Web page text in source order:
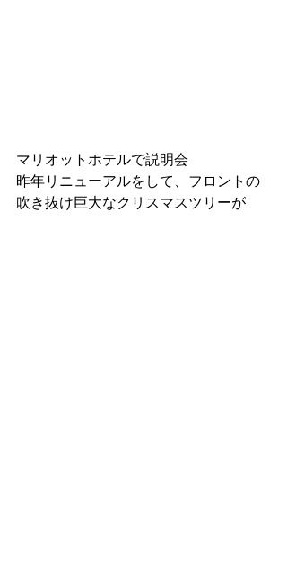
マリオットホテルで説明会
昨年リニューアルをして、フロントの
吹き抜け巨大なクリスマスツリーが